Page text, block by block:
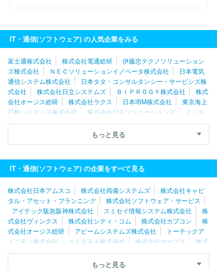
IT・通信(ソフトウェア) の人気企業をみる
富士通株式会社 株式会社電通総研
伊藤忠テクノソリューション
ズ株式会社
ＮＥＣソリューションイノベータ株式会社
日本電気
通信システム株式会社
日本タタ・コンサルタンシー・サービシズ株
式会社
株式会社日立システムズ ＢＩＰＲＯＧＹ株式会社
株式
会社オージス総研
株式会社ラクス 日本IBM株式会社
東京海上
日動システムズ株式会社
株式会社日立ソリューションズ
ＴＩＳ
株式会社
ＳＣＳＫ株式会社 ネットワンシステムズ株式会社
キ
ヤノンＩＴソリューションズ株式会社
株式会社
株式会社ＪＳＯＬ 株式会社カプコン
株式会社テクノ
スジャパン
エフサステクノロジーズ株式会社
もっと見る
IT・通信(ソフトウェア) の企業をすべて見る
株式会社日本アムスコ 株式会社両備システムズ
株式会社キャピ
タル・アセット・プランニング
株式会社ソフトウェア・サービス
アイテック阪急阪神株式会社
スミセイ情報システム株式会社
株
式会社ヴィンクス
株式会社シティ・コム 株式会社カプコン
株
式会社オージス総研
アビームシステムズ株式会社
トーテックア
メニティ株式会社
ＮＣＳ＆Ａ株式会社 株式会社ホープス
株式
会社日立産業制御ソリューションズ
株式会社エスピック
株式会
株式会社大塚商会
エフサステクノロジーズ株式会社
もっと見る